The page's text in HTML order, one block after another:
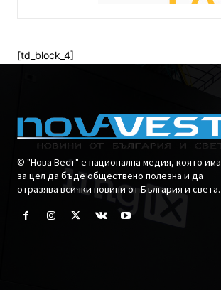
[td_block_4]
© "Нова Вест" е национална медия, която има
за цел да бъде обществено полезна и да
отразява всички новини от България и света.